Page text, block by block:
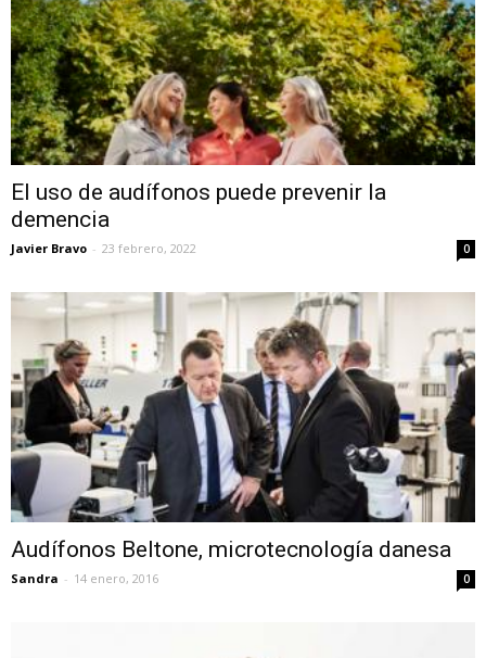
El uso de audífonos puede prevenir la
demencia
Javier Bravo - 23 febrero, 2022 0
Audífonos Beltone, microtecnología danesa
Sandra - 14 enero, 2016 0